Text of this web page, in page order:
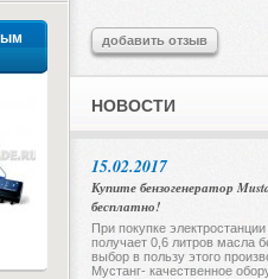
добавить отзыв
НОВОСТИ
15.02.2017
Купите бензогенератор
бесплатно!
При покупке электростанции
получает 0,6 литров масла
выбор в пользу этого
Мустанг- качественное